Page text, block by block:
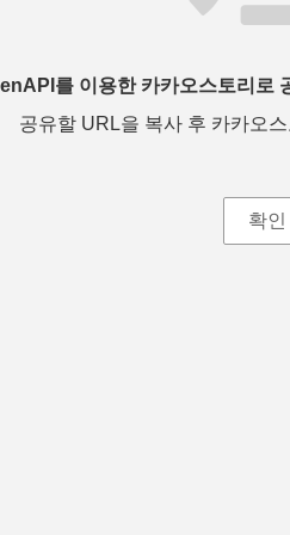
를 이용한 카카오스토리로
공유할 URL을 복사 후 카카오
확인